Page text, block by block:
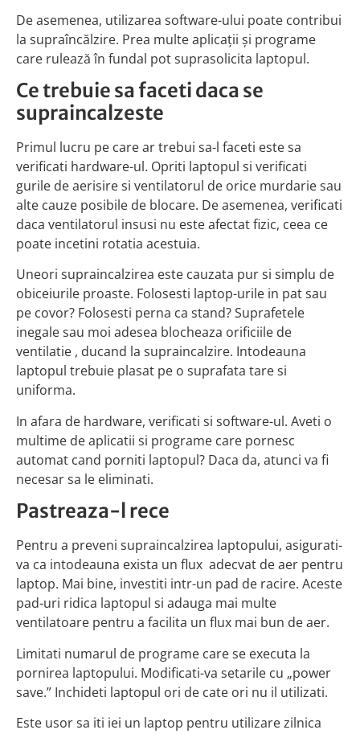
De asemenea, utilizarea software-ului poate contribui
la supraîncălzire. Prea multe aplicații și programe
care rulează în fundal pot suprasolicita laptopul.
Ce trebuie sa faceti daca se
supraincalzeste
Primul lucru pe care ar trebui sa-l faceti este sa
verificati hardware-ul. Opriti laptopul si verificati
gurile de aerisire si ventilatorul de orice murdarie sau
alte cauze posibile de blocare. De asemenea, verificati
daca ventilatorul insusi nu este afectat fizic, ceea ce
poate incetini rotatia acestuia.
Uneori supraincalzirea este cauzata pur si simplu de
obiceiurile proaste. Folosesti laptop-urile in pat sau
pe covor? Folosesti perna ca stand? Suprafetele
inegale sau moi adesea blocheaza orificiile de
ventilatie , ducand la supraincalzire. Intodeauna
laptopul trebuie plasat pe o suprafata tare si
uniforma.
In afara de hardware, verificati si software-ul. Aveti o
multime de aplicatii si programe care pornesc
automat cand porniti laptopul? Daca da, atunci va fi
necesar sa le eliminati.
Pastreaza-l rece
Pentru a preveni supraincalzirea laptopului, asigurati-
va ca intodeauna exista un flux adecvat de aer pentru
laptop. Mai bine, investiti intr-un pad de racire. Aceste
pad-uri ridica laptopul si adauga mai multe
ventilatoare pentru a facilita un flux mai bun de aer.
Limitati numarul de programe care se executa la
pornirea laptopului. Modificati-va setarile cu „power
save.” Inchideti laptopul ori de cate ori nu il utilizati.
Este usor sa iti iei un laptop pentru utilizare zilnica